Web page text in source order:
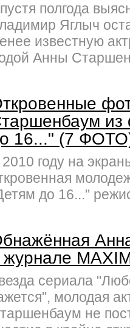
полгода
Яглыч
известную
Анны
16..." (7
году на
до 16..."
журнале
сериала
молодая
не